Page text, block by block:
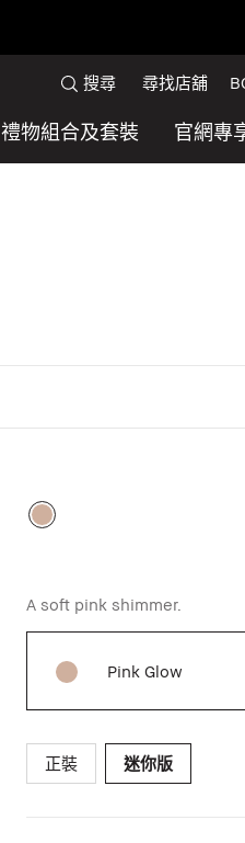
禮物組合及套裝 官網專
搜尋 尋找店舖
A soft pink shimmer.
Pink Glow
正裝 迷你版